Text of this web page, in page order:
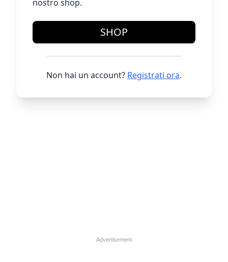
nostro shop.
SHOP
Non hai un account? Registrati ora.